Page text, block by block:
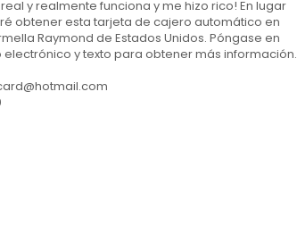
y realmente funciona y me hizo rico! En lugar
obtener esta tarjeta de cajero automático en
Raymond de Estados Unidos. Póngase en
y texto para obtener más información.